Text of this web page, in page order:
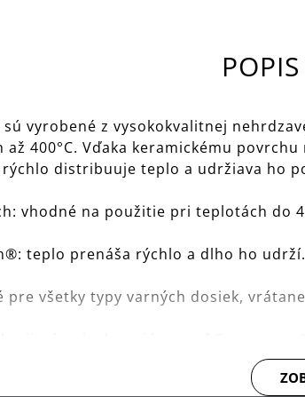
sú vyrobené z vysokokvalitnej
až 400°C. Vďaka keramickému
distribuuje teplo a udržiava ho
vhodné na použitie pri teplotách do
teplo prenáša rýchlo a dlho ho udrží.
pre všetky typy varných dosiek,